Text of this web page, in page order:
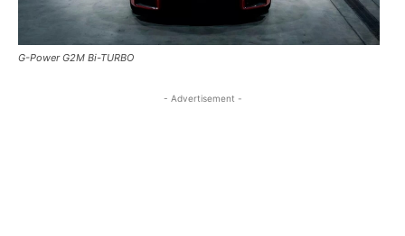
G-Power G2M Bi-TURBO
- Advertisement -